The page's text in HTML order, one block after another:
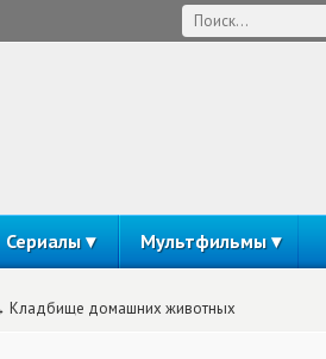
Сериалы Мультфильмы
Кладбище домашних животных